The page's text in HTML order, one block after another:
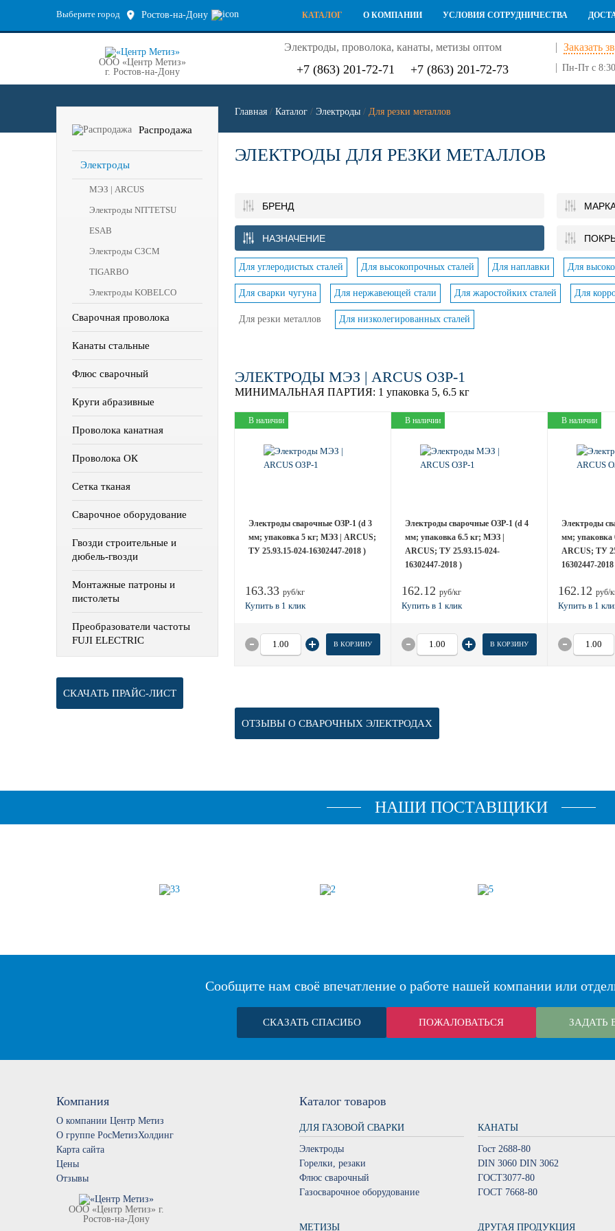
Выберите город Ростов-на-Дону КАТАЛОГ О КОМПАНИИ УСЛОВИЯ СОТРУДНИЧЕСТВА
ООО «Центр Метиз»
г. Ростов-на-Дону
Электроды, проволока, канаты, метизы оптом Заказать
+7 (863) 201-72-71 +7 (863) 201-72-73 Пн-Пт с
Распродажа
Электроды
МЭЗ | ARCUS
Электроды NITTETSU
ESAB
Электроды СЗСМ
TIGARBO
Электроды KOBELCO
Сварочная проволока
Канаты стальные
Флюс сварочный
Круги абразивные
Проволока канатная
Проволока ОК
Сетка тканая
Сварочное оборудование
Гвозди строительные и
дюбель-гвозди
Монтажные патроны и
пистолеты
Преобразователи частоты
FUJI ELECTRIC
СКАЧАТЬ ПРАЙС-ЛИСТ
Главная / Каталог / Электроды / Для резки металлов
ЭЛЕКТРОДЫ ДЛЯ РЕЗКИ МЕТАЛЛОВ
БРЕНД
НАЗНАЧЕНИЕ
Для углеродистых сталей Для высокопрочных сталей Для наплавки Для
Для сварки чугуна Для нержавеющей стали Для жаростойких сталей Для
Для резки металлов Для низколегированных сталей
ЭЛЕКТРОДЫ МЭЗ | ARCUS ОЗР-1
МИНИМАЛЬНАЯ ПАРТИЯ: 1 упаковка 5, 6.5 кг
В наличии
Электроды сварочные ОЗР-1 (d 3
мм; упаковка 5 кг; МЭЗ | ARCUS;
ТУ 25.93.15-024-16302447-2018 )
163.33 руб/кг
В КОРЗИНУ
В наличии
Электроды сварочные ОЗР-1 (d 4
мм; упаковка 6.5 кг; МЭЗ |
ARCUS; ТУ 25.93.15-024-
16302447-2018 )
162.12 руб/кг
В КОРЗИНУ
В наличии
Электроды
мм; упаковка
ARCUS; ТУ
16302447-2018
162.12 руб/
ОТЗЫВЫ О СВАРОЧНЫХ ЭЛЕКТРОДАХ
НАШИ ПОСТАВЩИКИ
Сообщите нам своё впечатление о работе нашей компании или
СКАЗАТЬ СПАСИБО ПОЖАЛОВАТЬСЯ ЗАДАТЬ
Компания
О компании Центр Метиз
О группе РосМетизХолдинг
Карта сайта
Цены
Отзывы
ООО «Центр Метиз» г.
Ростов-на-Дону
Каталог товаров
ДЛЯ ГАЗОВОЙ СВАРКИ
Электроды
Горелки, резаки
Флюс сварочный
Газосварочное оборудование
КАНАТЫ
Гост 2688-80
DIN 3060 DIN 3062
ГОСТ3077-80
ГОСТ 7668-80
МЕТИЗЫ ДРУГАЯ ПРОДУКЦИЯ